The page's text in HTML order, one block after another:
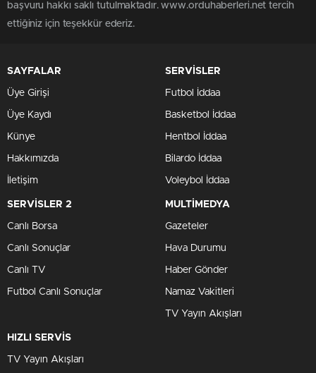
başvuru hakkı saklı tutulmaktadır. www.orduhaberleri.net tercih
ettiğiniz için teşekkür ederiz.
SAYFALAR
Üye Girişi
Üye Kaydı
Künye
Hakkımızda
İletişim
SERVİSLER
Futbol İddaa
Basketbol İddaa
Hentbol İddaa
Bilardo İddaa
Voleybol İddaa
SERVİSLER 2
Canlı Borsa
Canlı Sonuçlar
Canlı TV
Futbol Canlı Sonuçlar
MULTİMEDYA
Gazeteler
Hava Durumu
Haber Gönder
Namaz Vakitleri
TV Yayın Akışları
HIZLI SERVİS
TV Yayın Akışları